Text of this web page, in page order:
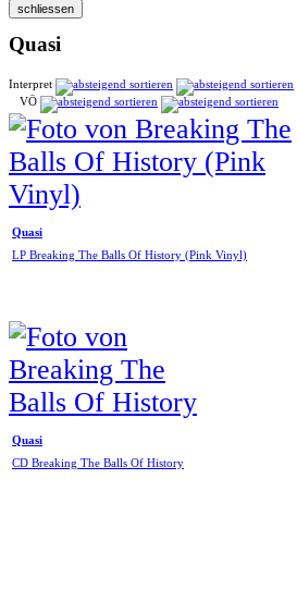
Quasi
Interpret
VÖ
Quasi
LP Breaking The Balls Of History (Pink Vinyl)
Quasi
CD Breaking The Balls Of History